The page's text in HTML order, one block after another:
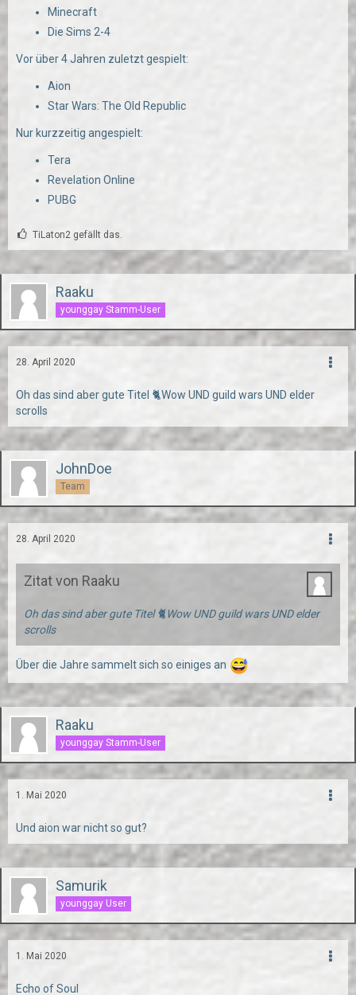
Minecraft
Die Sims 2-4
Vor über 4 Jahren zuletzt gespielt:
Aion
Star Wars: The Old Republic
Nur kurzzeitig angespielt:
Tera
Revelation Online
PUBG
TiLaton2 gefällt das.
Raaku
younggay Stamm-User
28. April 2020
Oh das sind aber gute Titel 🐈Wow UND guild wars UND elder
scrolls
JohnDoe
Team
28. April 2020
Zitat von Raaku
Oh das sind aber gute Titel 🐈Wow UND guild wars UND elder
scrolls
Über die Jahre sammelt sich so einiges an
Raaku
younggay Stamm-User
1. Mai 2020
Und aion war nicht so gut?
Samurik
younggay User
1. Mai 2020
Echo of Soul